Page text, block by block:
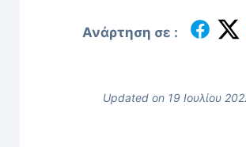
Ανάρτηση σε :
Updated on 19 Ιουλίου